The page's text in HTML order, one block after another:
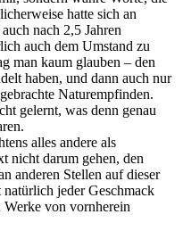
hatte sich an
nach 2,5 Jahren
auch dem Umstand zu
man kaum glauben – den
haben, und dann auch nur
Naturempfinden.
gelernt, was denn genau
alles andere als
nicht darum gehen, den
anderen Stellen auf dieser
jeder Geschmack
von vornherein